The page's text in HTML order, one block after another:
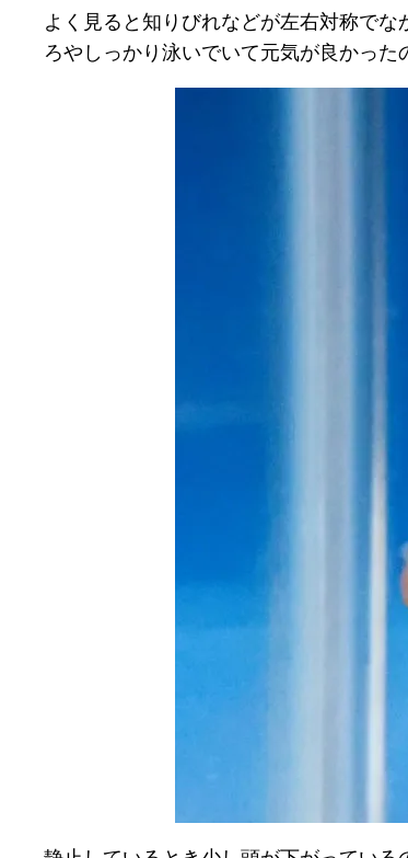
よく見ると知りびれなどが左右対称で
ろやしっかり泳いでいて元気が良かっ